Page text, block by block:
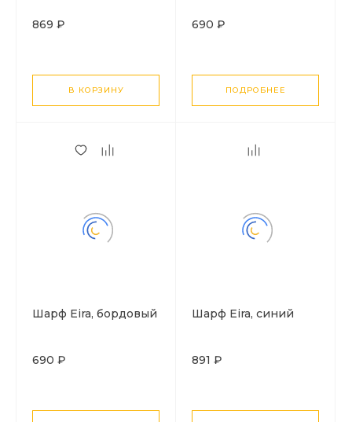
869 ₽
В КОРЗИНУ
690 ₽
ПОДРОБНЕЕ
Шарф Eira, бордовый
690 ₽
Шарф Eira, синий
891 ₽